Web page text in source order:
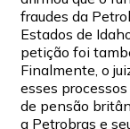
fraudes da
Estados de
petição foi
Finalmente, o
esses
de pensão
a Petrobras e